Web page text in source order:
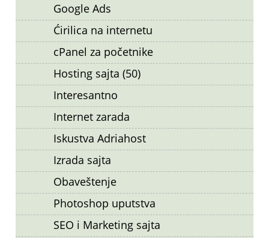
Google Ads
Ćirilica na internetu
cPanel za početnike
Hosting sajta (50)
Interesantno
Internet zarada
Iskustva Adriahost
Izrada sajta
Obaveštenje
Photoshop uputstva
SEO i Marketing sajta